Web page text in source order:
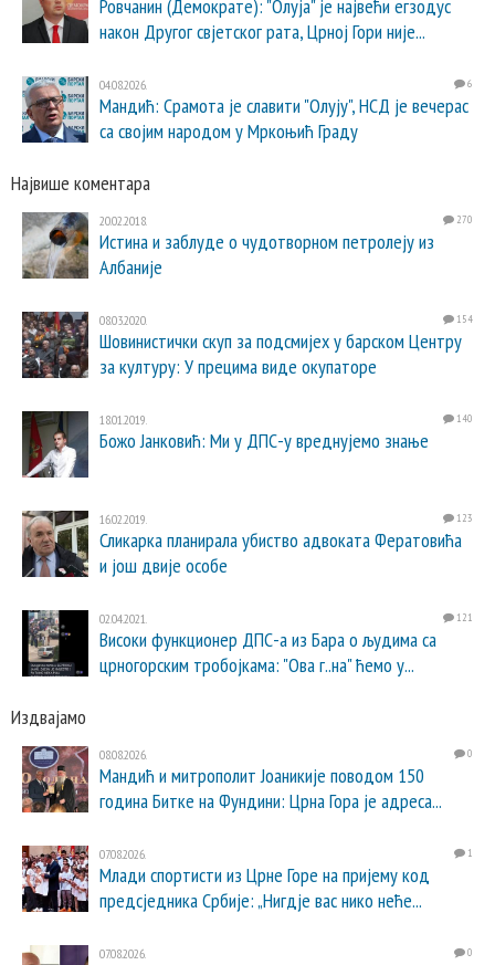
Ровчанин (Демократе): "Олуја" је највећи егзодус
након Другог свјетског рата, Црној Гори није...
04.08.2026. 6
Мандић: Срамота је славити "Олују", НСД је вечерас
са својим народом у Мркоњић Граду
Највише коментара
20.02.2018. 270
Истина и заблуде о чудотворном петролеју из
Албаније
08.03.2020. 154
Шовинистички скуп за подсмијех у барском Центру
за културу: У прецима виде окупаторе
18.01.2019. 140
Божо Јанковић: Ми у ДПС-у вреднујемо знање
16.02.2019. 123
Сликарка планирала убиство адвоката Фератовића
и још двије особе
02.04.2021. 121
Високи функционер ДПС-а из Бара о људима са
црногорским тробојкама: "Ова г..на" ћемо у...
Издвајамо
08.08.2026. 0
Мандић и митрополит Јоаникије поводом 150
година Битке на Фундини: Црна Гора је адреса...
07.08.2026. 1
Млади спортисти из Црне Горе на пријему код
предсједника Србије: „Нигдје вас нико неће...
07.08.2026. 0